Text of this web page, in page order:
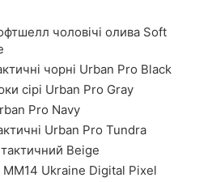
чоловічі олива Soft
чорні Urban Pro Black
сірі Urban Pro Gray
Pro Navy
Urban Pro Tundra
Beige
Ukraine Digital Pixel